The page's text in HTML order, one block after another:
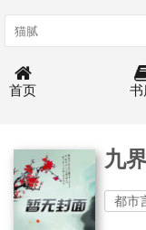
首页 书
九
都市